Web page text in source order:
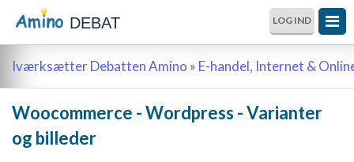
DEBAT LOG IND
Iværksætter Debatten Amino » E-handel, Internet &
Woocommerce - Wordpress - Varianter
og billeder